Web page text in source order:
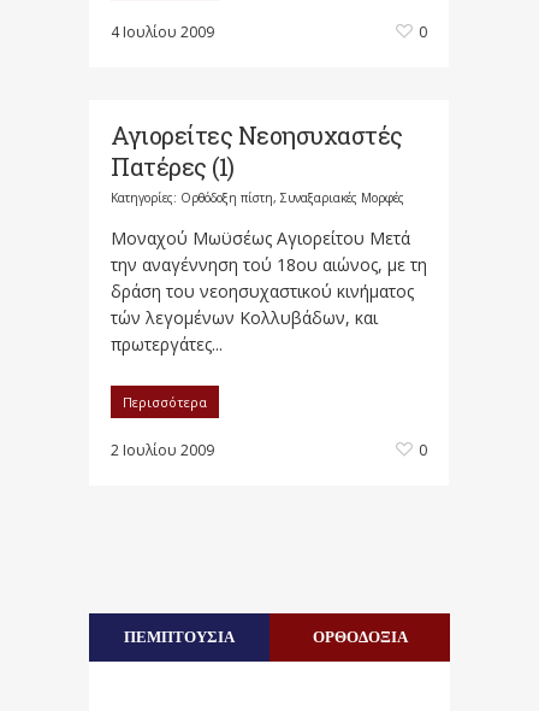
4 Ιουλίου 2009 0
Αγιορείτες Νεοησυχαστές
Πατέρες (1)
Κατηγορίες: Ορθόδοξη πίστη, Συναξαριακές Μορφές
Μοναχού Μωϋσέως Αγιορείτου Μετά
την αναγέννηση τού 18ου αιώνος, με τη
δράση του νεοησυχαστικού κινήματος
τών λεγομένων Κολλυβάδων, και
πρωτεργάτες...
Περισσότερα
2 Ιουλίου 2009 0
ΠΕΜΠΤΟΥΣΙΑ ΟΡΘΟΔΟΞΙΑ